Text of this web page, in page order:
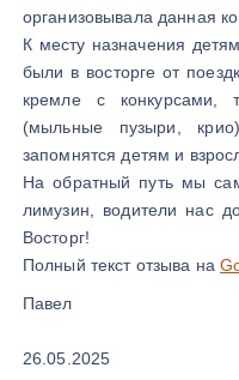
организовывала данная
К месту назначения
были в восторге от
кремле с конкурсами,
(мыльные пузыри,
запомнятся детям и
На обратный путь мы
лимузин, водители нас
Восторг!
Полный текст отзыва на
Павел
26.05.2025